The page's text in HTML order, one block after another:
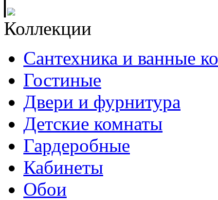
Коллекции
Сантехника и ванные
Гостиные
Двери и фурнитура
Детские комнаты
Гардеробные
Кабинеты
Обои